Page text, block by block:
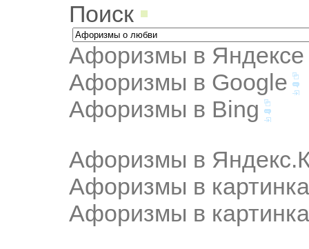
Поиск
Афоризмы в Яндексе
Афоризмы в Google
Афоризмы в Bing
Афоризмы в
Афоризмы в
Афоризмы в